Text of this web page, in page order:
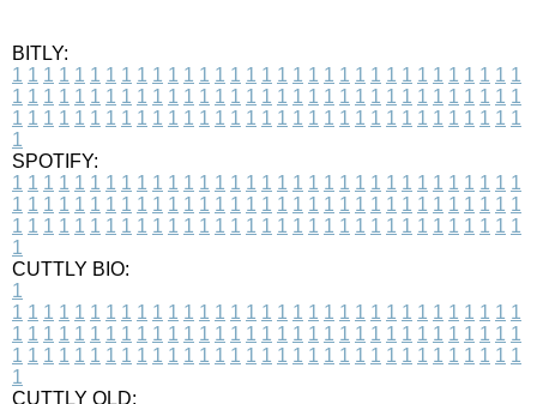
BITLY:
1 1 1 1 1 1 1 1 1 1 1 1 1 1 1 1 1 1 1 1 1 1 1 1 1 1 1 1 1 1 1 1 1
1 1 1 1 1 1 1 1 1 1 1 1 1 1 1 1 1 1 1 1 1 1 1 1 1 1 1 1 1 1 1 1 1
1 1 1 1 1 1 1 1 1 1 1 1 1 1 1 1 1 1 1 1 1 1 1 1 1 1 1 1 1 1 1 1 1
1
SPOTIFY:
1 1 1 1 1 1 1 1 1 1 1 1 1 1 1 1 1 1 1 1 1 1 1 1 1 1 1 1 1 1 1 1 1
1 1 1 1 1 1 1 1 1 1 1 1 1 1 1 1 1 1 1 1 1 1 1 1 1 1 1 1 1 1 1 1 1
1 1 1 1 1 1 1 1 1 1 1 1 1 1 1 1 1 1 1 1 1 1 1 1 1 1 1 1 1 1 1 1 1
1
CUTTLY BIO:
1
1 1 1 1 1 1 1 1 1 1 1 1 1 1 1 1 1 1 1 1 1 1 1 1 1 1 1 1 1 1 1 1 1
1 1 1 1 1 1 1 1 1 1 1 1 1 1 1 1 1 1 1 1 1 1 1 1 1 1 1 1 1 1 1 1 1
1 1 1 1 1 1 1 1 1 1 1 1 1 1 1 1 1 1 1 1 1 1 1 1 1 1 1 1 1 1 1 1 1
1
CUTTLY OLD: